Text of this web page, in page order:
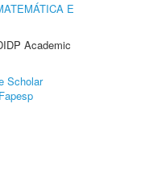
E
Academic
Scholar
Fapesp